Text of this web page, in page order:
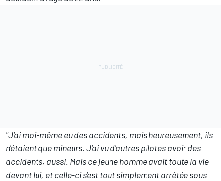
"J'ai moi-même eu des accidents, mais heureusement, ils
n'étaient que mineurs. J'ai vu d'autres pilotes avoir des
accidents, aussi. Mais ce jeune homme avait toute la vie
devant lui, et celle-ci s'est tout simplement arrêtée sous